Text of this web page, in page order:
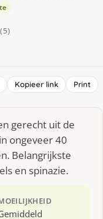
Kopieer link Print
gerecht uit de
ongeveer 40
Belangrijkste
en spinazie.